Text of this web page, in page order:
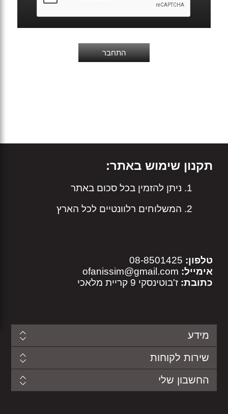
תקנון שימוש באתר:
ניתן להזמין בכל סכום באתר
המשלוחים רלוונטיים לכל הארץ
טלפון:
אימייל: ofanissim@gmail.com
כתובת: ז'בוטינסקי 9 קריית מלאכי
מידע
שירות לקוחות
החשבון שלי